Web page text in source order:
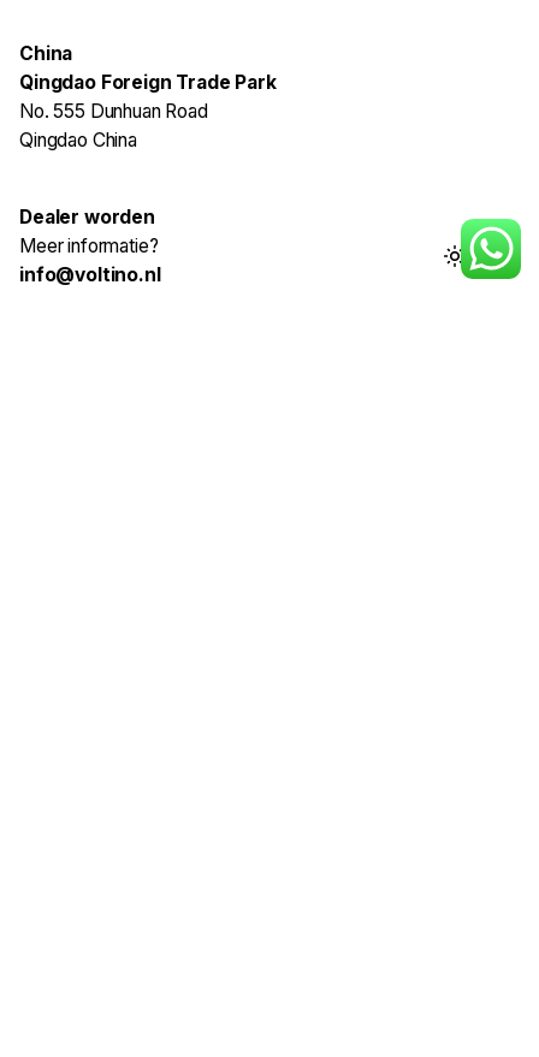
China
Qingdao Foreign Trade Park
No. 555 Dunhuan Road
Qingdao China
Dealer worden
Meer informatie?
info@voltino.nl